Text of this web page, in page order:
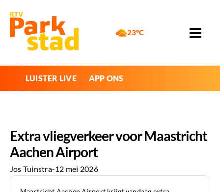
23°C
LUISTER LIVE APP ONS
Extra vliegverkeer voor Maastricht
Aachen Airport
Jos Tuinstra-12 mei 2026